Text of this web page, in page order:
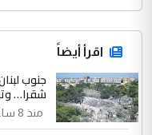
اقرأ أيضاً
جنوب
شقرا…
منذ 8 ساعة